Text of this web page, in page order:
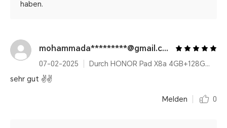
haben.
mohammada*********@gmail.com
07-02-2025
Durch HONOR Pad X8a 4GB+128GB, 11 Zoll Display, Space Grey, 8300mAh Ultragroßer Akku, Snapdragon 6nm Chipset
sehr gut ✌️✌️
Melden 0